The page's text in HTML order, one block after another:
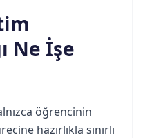
Ne İşe
öğrencinin
hazırlıkla sınırlı